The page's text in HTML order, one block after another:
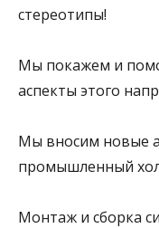
стереотипы!
Мы покажем и
аспекты этого
Мы вносим новые
промышленный
Монтаж и сборка